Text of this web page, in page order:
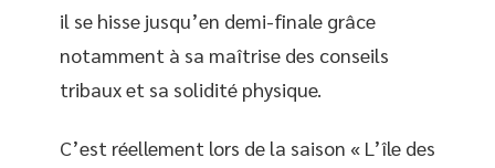
il se hisse jusqu’en demi-finale grâce
notamment à sa maîtrise des conseils
tribaux et sa solidité physique.
C’est réellement lors de la saison « L’île des